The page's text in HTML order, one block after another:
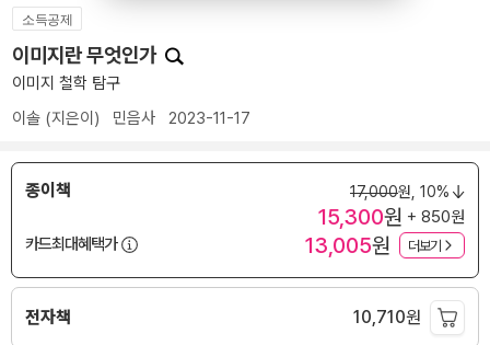
소득공제
이미지란 무엇인가
이미지 철학 탐구
이솔 (지은이) 민음사 2023-11-17
종이책 17,000원, 10%
15,300원 + 850원
카드최대혜택가
13,005원 더보기
전자책 10,710원